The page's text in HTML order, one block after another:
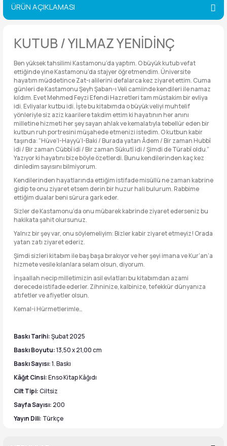
ÜRÜN AÇIKLAMASI
KUTUB / YILMAZ YENİDİNÇ
Ben yüksek tahsilimi Kastamonu’da yaptım. O büyük kutub vefat
ettiğinde yine Kastamonu’da stajyer öğretmendim. Üniversite
hayatım müddetince Zat-ı alilerini defalarca kez ziyaret ettim. Cuma
günleri de Kastamonu Şeyh Şaban-ı Veli camiinde kendileri ile namaz
kıldım. Evet Mehmed Feyzi Efendi Hazretleri tam müstakim bir evliya
idi. Evliyalar kutbu idi. İşte bu kitabımda o büyük veliyi muhtelif
yönleriyle siz aziz kaarilere takdim ettim ki hayatının her anını
milletine hizmeti her şey sayan ahlak ve kemalatıyla tebellür eden bir
kutbun ruh portresini müşahede etmenizi istedim. O kutbun kabir
taşında: “Hüve’l-Hayyü’l-Baki / Burada yatan Âdem / Bir zaman Hubbî
idi / Bir zaman Cübbî idi / Bir zaman Sükutî idi / Şimdi de Türabî oldu.”
Yazıyor ki hayatını bize böyle özetlerdi. Bunu kendilerinden kaç kez
dinledim sayısını bilmiyorum.
Kendilerinden hayatlarında ettiğim istifade misüllü ne zaman kabrine
gidip te onu ziyaret etsem derin bir huzur hali bulurum. Rabbime
ettiğim dualar beni sürura gark eder.
Sizler de Kastamonu’da onu mübarek kabrinde ziyaret ederseniz bu
hakikata şahit olursunuz.
Yalnız bir şey var, onu söylemeliyim: Bizler kabir ziyaret etmeyiz! Orada
yatan zatı ziyaret ederiz.
Şimdi sizleri kitabım ile baş başa bırakıyor ve her şeyi imana ve Kur’an’a
hizmete vesile kılanlara selam olsun, diyorum.
İnşaallah necip milletimizin asil evlatları bu kitabımdan azami
derecede istifade ederler. Zihninize, kalbinize, tefekkür dünyanıza
atıfetler ve afiyetler olsun.
Kemal-i Hürmetlerimle…
Baskı Tarihi:Şubat 2025
Baskı Boyutu:13,50 x 21,00 cm
Baskı Sayısı:1. Baskı
Kâğıt Cinsi:Enso Kitap Kâğıdı
Cilt Tipi:Ciltsiz
Sayfa Sayısı: 200
Yayın Dili: Türkçe